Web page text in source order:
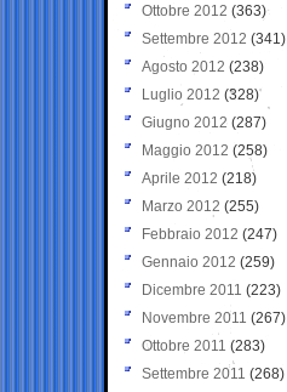
Ottobre 2012 (363)
Settembre 2012 (341)
Agosto 2012 (238)
Luglio 2012 (328)
Giugno 2012 (287)
Maggio 2012 (258)
Aprile 2012 (218)
Marzo 2012 (255)
Febbraio 2012 (247)
Gennaio 2012 (259)
Dicembre 2011 (223)
Novembre 2011 (267)
Ottobre 2011 (283)
Settembre 2011 (268)